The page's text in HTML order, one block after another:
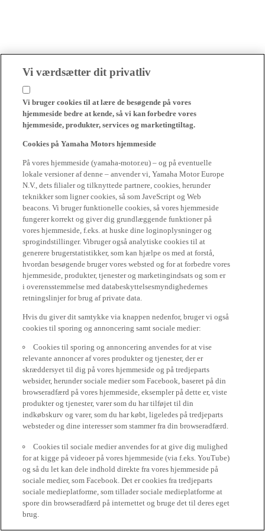
Vi værdsætter dit privatliv
Vi bruger cookies til at lære de besøgende på vores
hjemmeside bedre at kende, så vi kan forbedre vores
hjemmeside, produkter, services og marketingtiltag.
Cookies på Yamaha Motors hjemmeside
På vores hjemmeside (yamaha-motor.eu) – og på eventuelle
lokale versioner af denne – anvender vi, Yamaha Motor Europe
N.V., dets filialer og tilknyttede partnere, cookies, herunder
teknikker som ligner cookies, så som JaveScript og Web
beacons. Vi bruger funktionelle cookies, så vores hjemmeside
fungerer korrekt og giver dig grundlæggende funktioner på
vores hjemmeside, f.eks. at huske dine loginoplysninger og
sprogindstillinger. Vibruger også analytiske cookies til at
generere brugerstatistikker, som kan hjælpe os med at forstå,
hvordan besøgende bruger vores websted og for at forbedre vores
hjemmeside, produkter, tjenester og marketingindsats og som er
i overensstemmelse med databeskyttelsesmyndighedernes
retningslinjer for brug af private data.
Hvis du giver dit samtykke via knappen nedenfor, bruger vi også
cookies til sporing og annoncering samt sociale medier:
Cookies til sporing og annoncering anvendes for at vise
relevante annoncer af vores produkter og tjenester, der er
skræddersyet til dig på vores hjemmeside og på tredjeparts
websider, herunder sociale medier som Facebook, baseret på din
browseradfærd på vores hjemmeside, eksempler på dette er, viste
produkter og tjenester, varer som du har tilføjet til din
indkøbskurv og varer, som du har købt, ligeledes på tredjeparts
websteder og dine interesser som stammer fra din browseradfærd.
Cookies til sociale medier anvendes for at give dig mulighed
for at kigge på videoer på vores hjemmeside (via f.eks. YouTube)
og så du let kan dele indhold direkte fra vores hjemmeside på
sociale medier, som Facebook. Det er cookies fra tredjeparts
sociale medieplatforme, som tillader sociale medieplatforme at
spore din browseradfærd på internettet og bruge det til deres eget
brug.